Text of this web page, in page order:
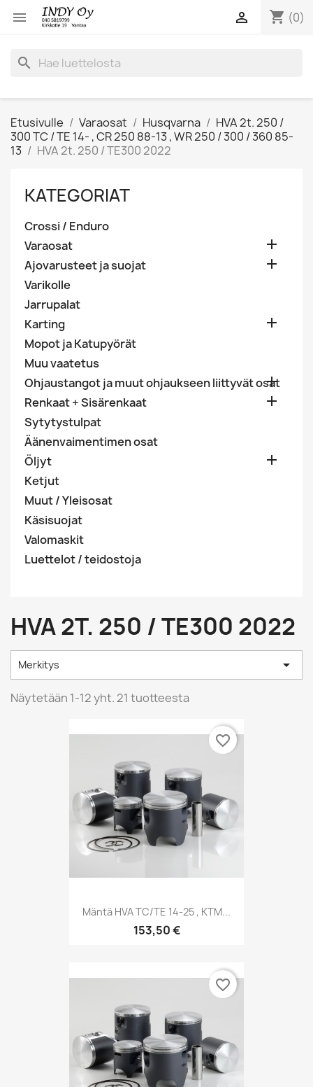
 shopping_cart (0)

search
Etusivulle Varaosat Husqvarna
HVA 2t. 250 /
300 TC / TE 14- , CR 250 88-13 , WR 250 / 300 / 360 85-
13
HVA 2t. 250 / TE300 2022
KATEGORIAT
Crossi / Enduro
Varaosat

Ajovarusteet ja suojat 
Varikolle
Jarrupalat
Karting

Mopot ja Katupyörät
Muu vaatetus
Ohjaustangot ja muut ohjaukseen liittyvät osat

Renkaat + Sisärenkaat 
Sytytystulpat
Äänenvaimentimen osat
Öljyt

Ketjut
Muut / Yleisosat
Käsisuojat
Valomaskit
Luettelot / teidostoja
HVA 2T. 250 / TE300 2022
Merkitys 
Näytetään 1-12 yht. 21 tuotteesta
Mäntä HVA TC/TE 14-25 , KTM...
153,50 €
favorite_border
favorite_border